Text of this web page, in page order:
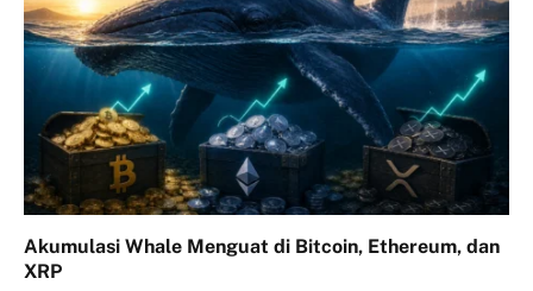
Akumulasi Whale Menguat di Bitcoin, Ethereum, dan
XRP